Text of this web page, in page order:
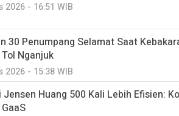
2026 - 16:51 WIB
30 Penumpang Selamat Saat
Nganjuk
2026 - 15:38 WIB
Jensen Huang 500 Kali Lebih Efisien: